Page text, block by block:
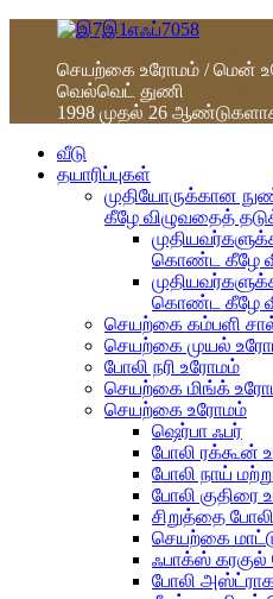
செயற்கை உரோமம் / மென்
வெல்வெட் துணி
1998 முதல் 26
வீடு
தயாரிப்புகள்
முதியோருக்கான
கீழே விழுவதைத்
கொண்ட கீழே
கொண்ட கீழே
செயற்கை கம்பளி
செயற்கை முயல்
போலி நரி உரோமம்
செயற்கை மிங்க்
செயற்கை உரோமம்
ஷெர்பா ஃபர்
போலி ரக்கூன்
போலி நாய்
போலி குதிரை
சிறுத்தை
செயற்கை
ஃபாக்ஸ்
போலி